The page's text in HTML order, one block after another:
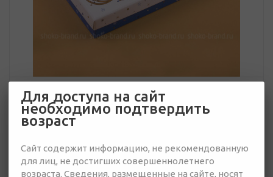
3 358 руб.
Много
Отправить
запрос
Добавить в
Для доступа на сайт
необходимо подтвердить
возраст
Сайт содержит информацию, не рекомендованную
для лиц, не достигших совершеннолетнего
возраста. Сведения, размещенные на сайте, носят